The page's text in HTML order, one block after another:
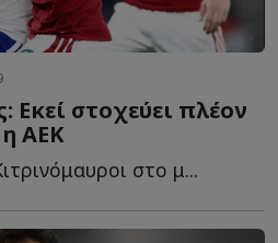
Εκεί στοχεύει πλέον
ΑΕΚ
στο μ...